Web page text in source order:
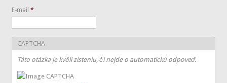
E-mail*
CAPTCHA
Táto otázka je kvôli zisteniu, či nejde o automatickú odpoveď.